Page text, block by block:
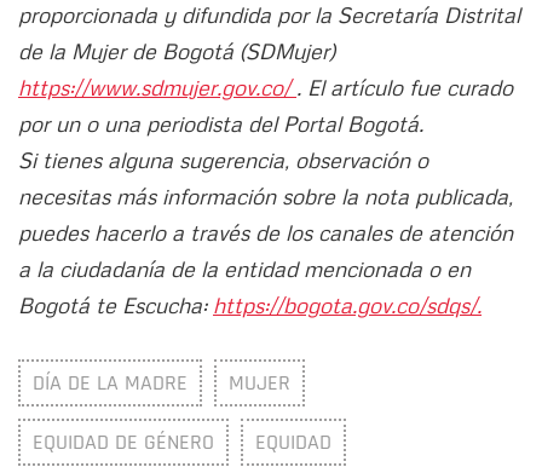
proporcionada y difundida por la Secretaría Distrital
de la Mujer de Bogotá (SDMujer)
https://www.sdmujer.gov.co/. El artículo fue curado
por un o una periodista del Portal Bogotá.
Si tienes alguna sugerencia, observación o
necesitas más información sobre la nota publicada,
puedes hacerlo a través de los canales de atención
a la ciudadanía de la entidad mencionada o en
Bogotá te Escucha: https://bogota.gov.co/sdqs/.
DÍA DE LA MADRE MUJER
EQUIDAD DE GÉNERO EQUIDAD